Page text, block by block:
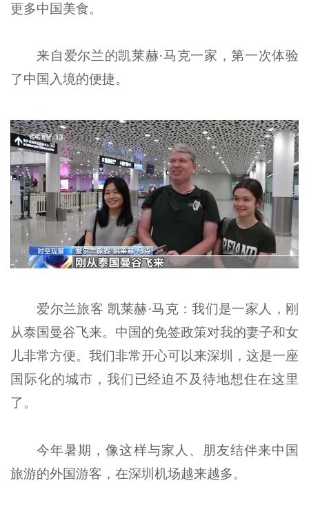
更多中国美食。
来自爱尔兰的凯莱赫·马克一家，第一次体验
了中国入境的便捷。
爱尔兰旅客 凯莱赫·马克：我们是一家人，刚
从泰国曼谷飞来。中国的免签政策对我的妻子和女
儿非常方便。我们非常开心可以来深圳，这是一座
国际化的城市，我们已经迫不及待地想住在这里
了。
今年暑期，像这样与家人、朋友结伴来中国
旅游的外国游客，在深圳机场越来越多。